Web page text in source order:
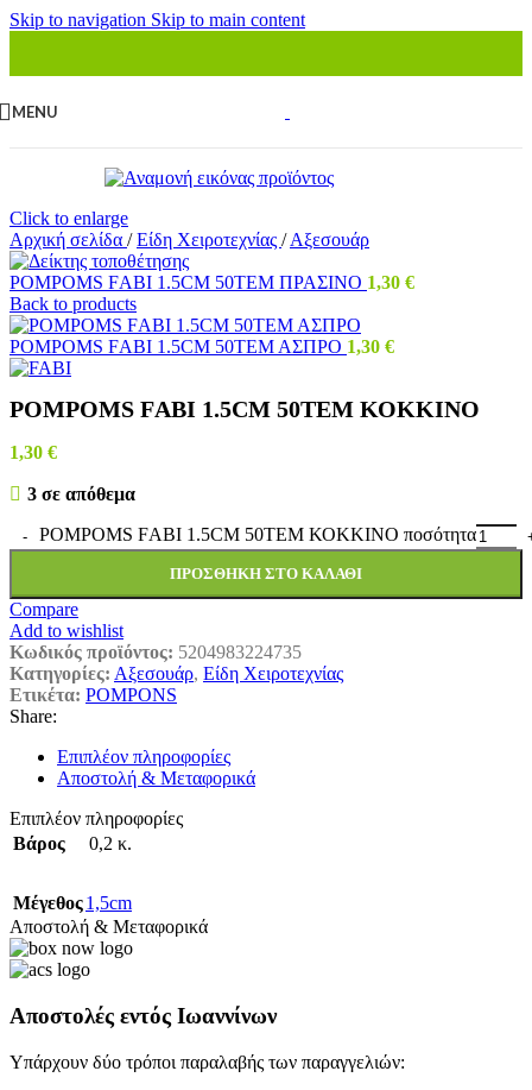
Skip to navigation Skip to main content
MENU
Click to enlarge
Αρχική σελίδα / Είδη Χειροτεχνίας / Αξεσουάρ
ΡΟΜΡΟΜS FΑΒΙ 1.5CΜ 50ΤΕΜ ΠΡΑΣΙΝΟ 1,30 €
Back to products
ΡΟΜΡΟΜS FΑΒΙ 1.5CΜ 50ΤΕΜ ΑΣΠΡΟ 1,30 €
ΡΟΜΡΟΜS FΑΒΙ 1.5CΜ 50ΤΕΜ ΚΟΚΚΙΝΟ
1,30 €
3 σε απόθεμα
ΡΟΜΡΟΜS FΑΒΙ 1.5CΜ 50ΤΕΜ ΚΟΚΚΙΝΟ ποσότητα
ΠΡΟΣΘΉΚΗ ΣΤΟ ΚΑΛΆΘΙ
Compare
Add to wishlist
Κωδικός προϊόντος: 5204983224735
Κατηγορίες: Αξεσουάρ, Είδη Χειροτεχνίας
Ετικέτα: POMPONS
Share:
Επιπλέον πληροφορίες
Αποστολή & Μεταφορικά
Επιπλέον πληροφορίες
Βάρος
0,2 κ.
Μέγεθος1,5cm
Αποστολή & Μεταφορικά
Αποστολές εντός Ιωαννίνων
Υπάρχουν δύο τρόποι παραλαβής των παραγγελιών: